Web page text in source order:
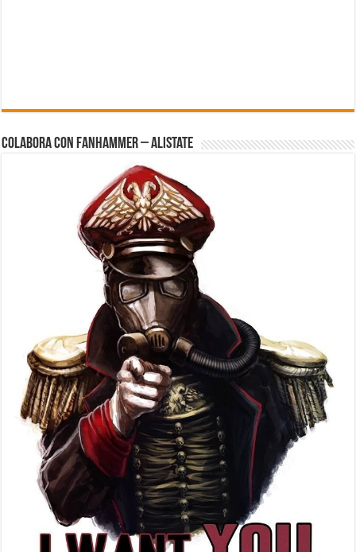
Colabora con FanHammer – Alistate